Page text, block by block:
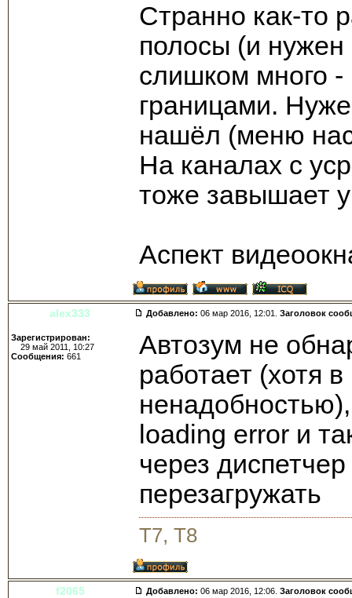
Странно как-то
полосы (и нужен
слишком много -
границами.
нашёл (меню
На каналах с
тоже завышает
Аспект
alex333 Добавлено: 06 мар 2016, 12:01. Заголовок
Зарегистрирован:
29 май 2011, 10:27
Сообщения: 661
Автозум не
работает (хотя
loading error и
через
перезагружать
T7, T8
f2065 Добавлено: 06 мар 2016, 12:06. Заголовок